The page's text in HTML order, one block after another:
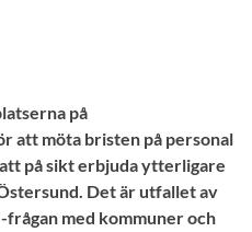
på
att möta bristen på personal
på sikt erbjuda ytterligare
Det är utfallet av
med kommuner och